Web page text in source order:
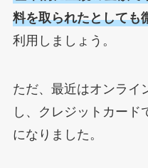
料を取られたとしても
利用しましょう。
ただ、最近はオンライ
し、クレジットカード
になりました。